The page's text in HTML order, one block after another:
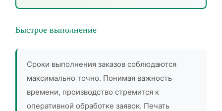
Быстрое выполнение
Сроки выполнения заказов соблюдаются
максимально точно. Понимая важность
времени, производство стремится к
оперативной обработке заявок. Печать